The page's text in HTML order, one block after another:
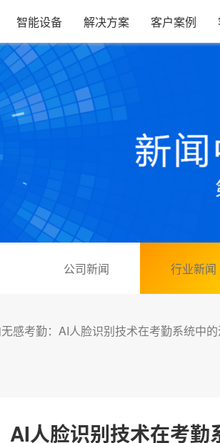
智能设备 解决方案 客户案例
公司新闻 行业新闻
感考勤：AI人脸识别技术在考勤系统中
AI人脸识别技术在考勤